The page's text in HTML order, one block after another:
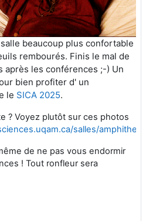
beaucoup plus confortable
rembourés. Finis le mal de
après les conférences ;-) Un
bien profiter d' un
le SICA 2025.
? Voyez plutôt sur ces photos
salles/
de ne pas vous endormir
! Tout ronfleur sera